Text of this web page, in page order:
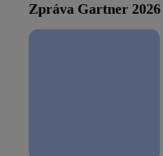
Zpráva Gartner 2026